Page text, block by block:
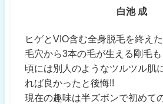
白池 成
ヒゲとVIO含む全身脱毛を終え
毛穴から3本の毛が生える剛毛
頃には別人のようなツルツル肌
れば良かったと後悔!!
現在の趣味は半ズボンで初めて